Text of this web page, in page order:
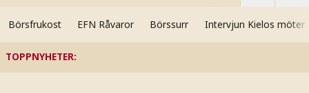
Börsfrukost EFN Råvaror Börssurr Intervjun Kielos möter
TOPPNYHETER: